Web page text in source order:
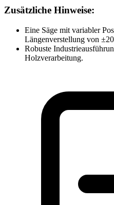
Zusätzliche Hinweise:
Eine Säge mit variabler
Längenverstellung von
Robuste
Holzverarbeitung.